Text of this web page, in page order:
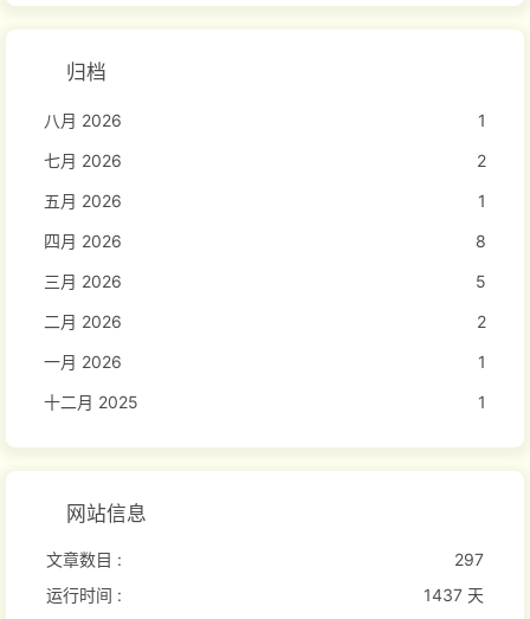
归档
八月 2026
1
七月 2026
2
五月 2026
1
四月 2026
8
三月 2026
5
二月 2026
2
一月 2026
1
十二月 2025
1
网站信息
文章数目 :
297
运行时间 :
1437 天